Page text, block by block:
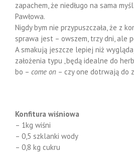
zapachem, że niedługo na sama
Pawłowa.
Nigdy bym nie przypuszczała, że z
sprawa jest – owszem, trzy dni, ale
A smakują jeszcze lepiej niż
założenia typu „będą idealne do
bo – come on – czy one dotrwają do
Konfitura wiśniowa
– 1kg wiśni
– 0,5 szklanki wody
– 0,8 kg cukru